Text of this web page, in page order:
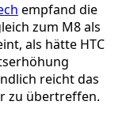
empfand die
zum M8 als
als hätte HTC
reicht das
zu übertreffen.